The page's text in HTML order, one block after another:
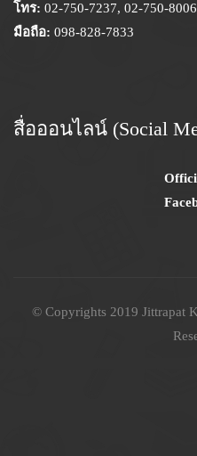
โทร: 02-750-7237, 02-750-
มือถือ: 098-828-7833
สื่อออนไลน์ (Social
© Copyrights 2019 Jittrapat